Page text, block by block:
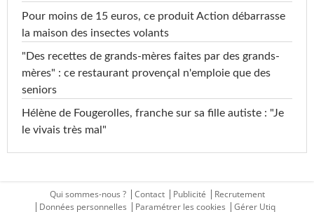
Pour moins de 15 euros, ce produit Action débarrasse
la maison des insectes volants
"Des recettes de grands-mères faites par des grands-
mères" : ce restaurant provençal n'emploie que des
seniors
Hélène de Fougerolles, franche sur sa fille autiste : "Je
le vivais très mal"
Qui sommes-nous ? Contact Publicité
Recrutement
Données personnelles
Paramétrer les cookies Gérer Utiq